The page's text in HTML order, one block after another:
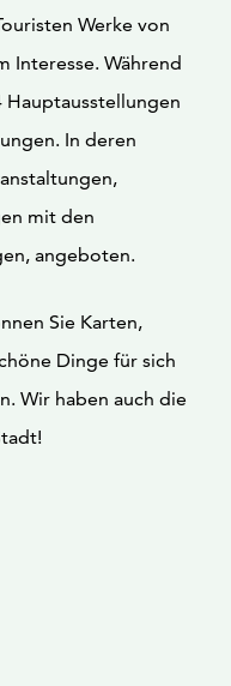
Werke von
Interesse. Während
Hauptausstellungen
In deren
mit den
angeboten.
Sie Karten,
Dinge für sich
Wir haben auch die